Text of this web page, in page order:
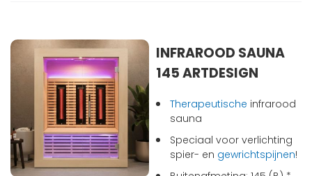
INFRAROOD SAUNA
145 ARTDESIGN
Therapeutische infrarood
sauna
Speciaal voor verlichting
spier- en gewrichtspijnen!